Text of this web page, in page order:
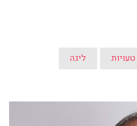
טעויות ליגה